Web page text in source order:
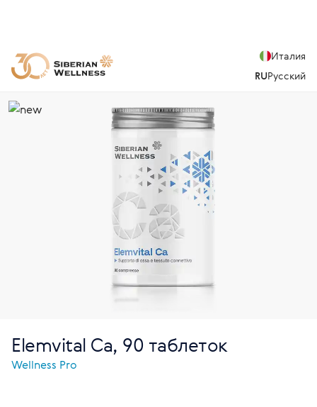
Италия
RUРусский
Elemvital Ca, 90 таблеток
Wellness Pro